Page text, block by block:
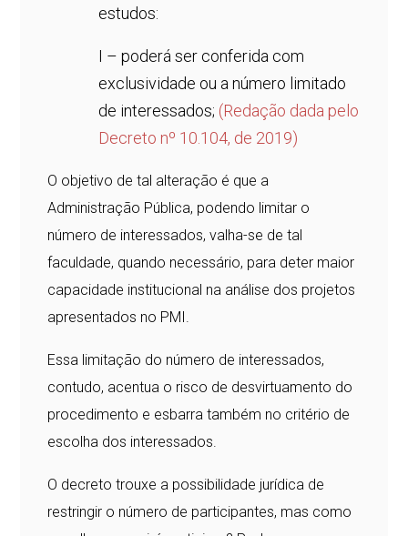
estudos:
I – poderá ser conferida com
exclusividade ou a número limitado
de interessados; (Redação dada pelo
Decreto nº 10.104, de 2019)
O objetivo de tal alteração é que a
Administração Pública, podendo limitar o
número de interessados, valha-se de tal
faculdade, quando necessário, para deter maior
capacidade institucional na análise dos projetos
apresentados no PMI.
Essa limitação do número de interessados,
contudo, acentua o risco de desvirtuamento do
procedimento e esbarra também no critério de
escolha dos interessados.
O decreto trouxe a possibilidade jurídica de
restringir o número de participantes, mas como